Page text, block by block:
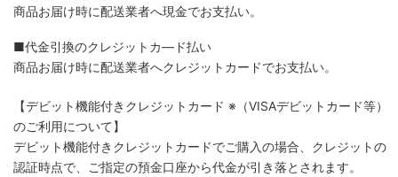
商品お届け時に配送業者へ現金でお支払い。
■代金引換のクレジットカ―ド払い
商品お届け時に配送業者へクレジットカードでお支払い。
【デビット機能付きクレジットカード ※（VISAデビットカード等）
のご利用について】
デビット機能付きクレジットカードでご購入の場合、クレジットの
認証時点で、ご指定の預金口座から代金が引き落とされます。